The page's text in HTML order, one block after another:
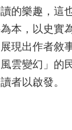
的樂趣，這
本，以史實
現出作者敘
雲變幻」的
者以啟發。